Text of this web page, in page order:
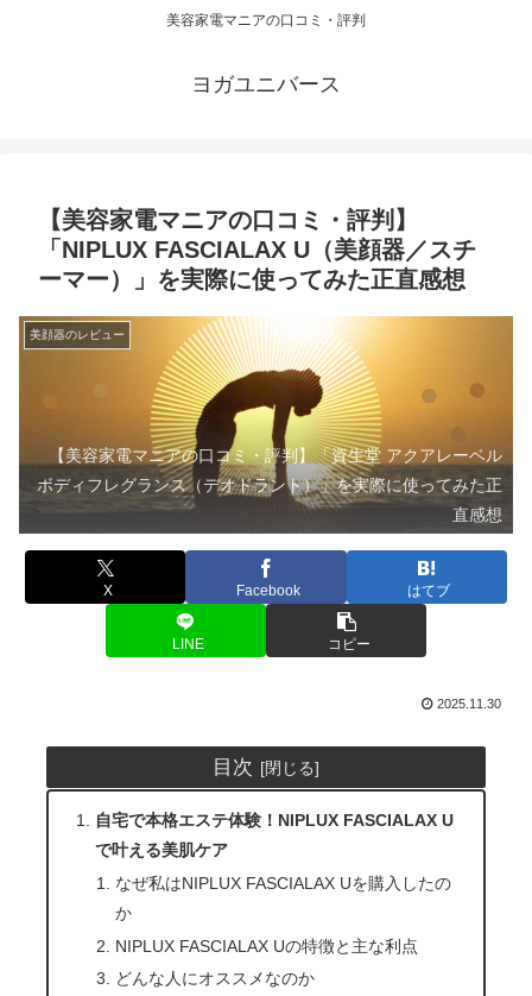
美容家電マニアの口コミ・評判
ヨガユニバース
【美容家電マニアの口コミ・評判】
「NIPLUX FASCIALAX U（美顔器／スチ
ーマー）」を実際に使ってみた正直感想
美顔器のレビュー
【美容家電マニアの口コミ・評判】「資生堂 アクアレーベル
ボディフレグランス（デオドラント）」を実際に使ってみた正
直感想
X Facebook はてブ
LINE コピー
2025.11.30
目次
自宅で本格エステ体験！NIPLUX FASCIALAX U
で叶える美肌ケア
なぜ私はNIPLUX FASCIALAX Uを購入したの
か
NIPLUX FASCIALAX Uの特徴と主な利点
どんな人にオススメなのか